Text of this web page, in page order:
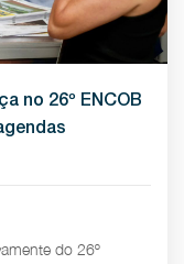
no 26º ENCOB
do 26º